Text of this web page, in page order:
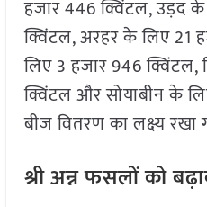
हजार 446 क्विंटल, उड़द
क्विंटल, अरहर के लिए 21
लिए 3 हजार 946
क्विंटल और सोयाबीन के
बीज वितरण का लक्ष्य रखा
श्री अन्न फसलों को